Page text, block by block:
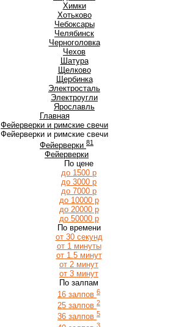
Химки
Хотьково
Чебоксары
Челябинск
Черноголовка
Чехов
Шатура
Щелково
Щербинка
Электросталь
Электроугли
Ярославль
Главная
Фейерверки и римские свечи
Фейерверки и римские свечи
Фейерверки 81
Фейерверки
По цене
до 1500 р
до 3000 р
до 7000 р
до 10000 р
до 20000 р
до 50000 р
По времени
от 30 секунд
от 1 минуты
от 1.5 минут
от 2 минут
от 3 минут
По залпам
16 залпов 6
25 залпов 2
36 залпов 5
3